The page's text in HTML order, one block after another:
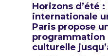
Horizons d’été :
internationale
Paris propose
programmation
culturelle